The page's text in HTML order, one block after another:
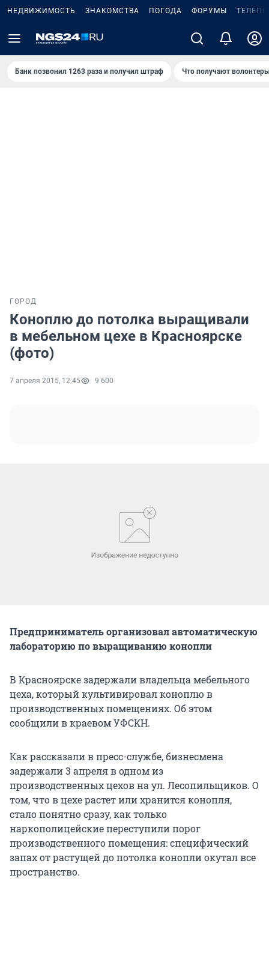
НЕДВИЖИМОСТЬ ЗНАКОМСТВА ПОГОДА ФОРУМЫ
Банк позвонил 1263 раза и получил штраф Что получают
ГОРОД
Коноплю до потолка выращивали
в мебельном цехе в Красноярске
(фото)
7 апреля 2015, 12:45 9 600
Предприниматель организовал автоматическую
лабораторию по выращиванию конопли
В Красноярске задержали владельца мебельного
цеха, который культивировал коноплю в
производственных помещениях. Об этом
сообщили в краевом УФСКН.
Как рассказали в пресс-службе, бизнесмена
задержали 3 апреля в одном из
производственных цехов на ул. Лесопильщиков. О
том, что в цехе растет или хранится конопля,
стало понятно сразу, как только
наркополицейские переступили порог
производственного помещения: специфический
запах от растущей до потолка конопли окутал все
пространство.